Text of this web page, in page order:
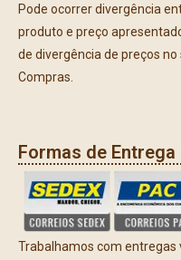
Pode ocorrer divergência
produto e preço
de divergência de preços no
Compras.
Formas de Entrega
Trabalhamos com entregas